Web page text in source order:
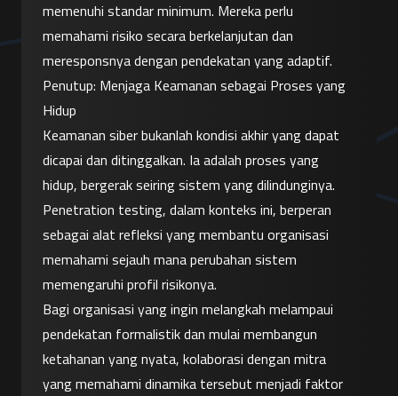
memenuhi standar minimum. Mereka perlu
memahami risiko secara berkelanjutan dan
meresponsnya dengan pendekatan yang adaptif.
Penutup: Menjaga Keamanan sebagai Proses yang
Hidup
Keamanan siber bukanlah kondisi akhir yang dapat
dicapai dan ditinggalkan. Ia adalah proses yang
hidup, bergerak seiring sistem yang dilindunginya.
Penetration testing, dalam konteks ini, berperan
sebagai alat refleksi yang membantu organisasi
memahami sejauh mana perubahan sistem
memengaruhi profil risikonya.
Bagi organisasi yang ingin melangkah melampaui
pendekatan formalistik dan mulai membangun
ketahanan yang nyata, kolaborasi dengan mitra
yang memahami dinamika tersebut menjadi faktor